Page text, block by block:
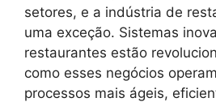
setores, e a indústria de
uma exceção. Sistemas
restaurantes estão
como esses negócios
processos mais ágeis,